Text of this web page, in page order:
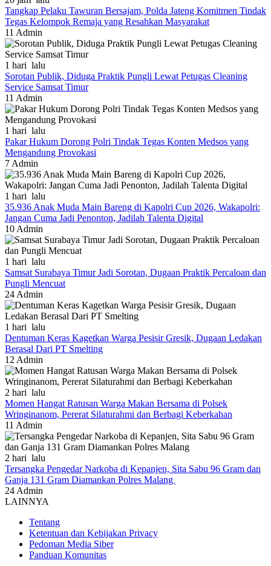
Tangkap Pelaku Tawuran Bersajam, Polda Jateng Komitmen Tindak
Tegas Kelompok Remaja yang Resahkan Masyarakat
11 Admin
1 hari lalu
Sorotan Publik, Diduga Praktik Pungli Lewat Petugas Cleaning
Service Samsat Timur
11 Admin
1 hari lalu
Pakar Hukum Dorong Polri Tindak Tegas Konten Medsos yang
Mengandung Provokasi
7 Admin
1 hari lalu
35.936 Anak Muda Main Bareng di Kapolri Cup 2026, Wakapolri:
Jangan Cuma Jadi Penonton, Jadilah Talenta Digital
10 Admin
1 hari lalu
Samsat Surabaya Timur Jadi Sorotan, Dugaan Praktik Percaloan dan
Pungli Mencuat
24 Admin
1 hari lalu
Dentuman Keras Kagetkan Warga Pesisir Gresik, Dugaan Ledakan
Berasal Dari PT Smelting
12 Admin
2 hari lalu
Momen Hangat Ratusan Warga Makan Bersama di Polsek
Wringinanom, Pererat Silaturahmi dan Berbagi Keberkahan
11 Admin
2 hari lalu
Tersangka Pengedar Narkoba di Kepanjen, Sita Sabu 96 Gram dan
Ganja 131 Gram Diamankan Polres Malang
24 Admin
LAINNYA
Tentang
Ketentuan dan Kebijakan Privacy
Pedoman Media Siber
Panduan Komunitas